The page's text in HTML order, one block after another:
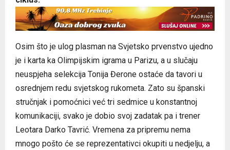
Osim što je ulog plasman na Svjetsko prvenstvo ujedno
je i karta ka Olimpijskim igrama u Parizu, a u slučaju
neuspjeha selekcija Tonija Đerone ostaće da tavori u
osrednjem redu svjetskog rukometa. Zato su španski
stručnjak i pomoćnici već tri sedmice u konstantnoj
komunikaciji, svako je dobio svoj zadatak pa i trener
Leotara Darko Tavrić. Vremena za pripremu nema
mnogo pošto će se reprezentativci okupiti u nedjelju, a